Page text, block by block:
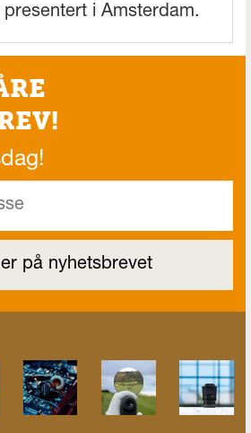
presentert i Amsterdam.